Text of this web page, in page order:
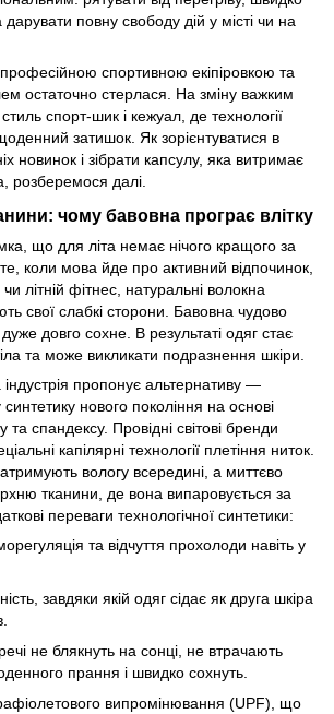
дарувати повну свободу дій у місті чи на
спортивною екіпіровкою та
остаточно стерлася. На зміну важким
спорт-шик і кежуал, де технології
затишок. Як зорієнтуватися в
новинок і зібрати капсулу, яка витримає
розберемося далі.
чому бавовна програє влітку
що для літа немає нічого кращого за
коли мова йде про активний відпочинок,
літній фітнес, натуральні волокна
свої слабкі сторони. Бавовна чудово
довго сохне. В результаті одяг стає
та може викликати подразнення шкіри.
пропонує альтернативу —
синтетику нового покоління на основі
та спандексу. Провідні світові бренди
капілярні технології плетіння ниток.
вологу всередині, а миттєво
тканини, де вона випаровується за
переваги технологічної синтетики:
та відчуття прохолоди навіть у
завдяки якій одяг сідає як друга шкіра
речі не блякнуть на сонці, не втрачають
прання і швидко сохнуть.
випромінювання (UPF), що